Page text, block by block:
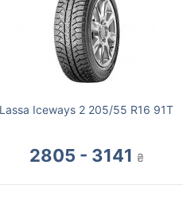
Lassa Iceways 2 205/55 R16 91T
2805 - 3141 ₴